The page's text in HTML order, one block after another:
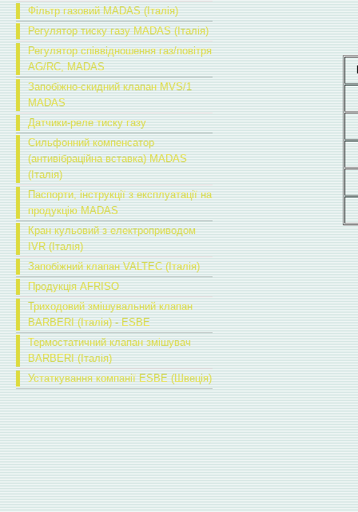
Фільтр газовий MADAS (Італія)
Регулятор тиску газу MADAS (Італія)
Регулятор співвідношення газ/повітря
AG/RC, MADAS
Запобіжно-скидний клапан MVS/1
MADAS
Датчики-реле тиску газу
Сильфонний компенсатор
(антивібраційна вставка) MADAS
(Італія)
Паспорти, інструкції з експлуатації на
продукцію MADAS
Кран кульовий з електроприводом
IVR (Італія)
Запобіжний клапан VALTEC (Італія)
Продукція AFRISO
Триходовий змішувальний клапан
BARBERI (Італія) - ESBE
Термостатичний клапан змішувач
BARBERI (Італія)
Устаткування компанії ESBE (Швеція)